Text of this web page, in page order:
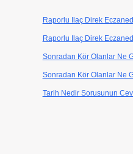
Raporlu Ilaç Direk
Raporlu Ilaç Direk
Sonradan Kör Olanlar Ne
Sonradan Kör Olanlar Ne
Tarih Nedir Sorusunun